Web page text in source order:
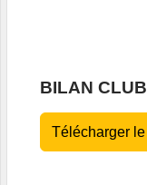
BILAN
Télécharger